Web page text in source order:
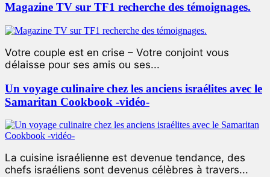
Magazine TV sur TF1 recherche des témoignages.
Votre couple est en crise – Votre conjoint vous
délaisse pour ses amis ou ses...
Un voyage culinaire chez les anciens israélites avec le
Samaritan Cookbook -vidéo-
La cuisine israélienne est devenue tendance, des
chefs israéliens sont devenus célèbres à travers...